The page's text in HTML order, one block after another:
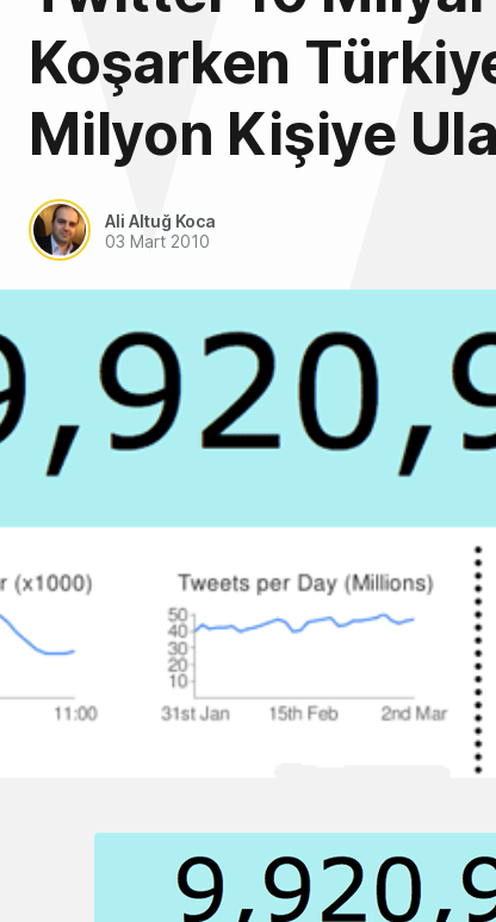
Koşarken
Milyon Kişiye
Ali Altuğ Koca
03 Mart 2010